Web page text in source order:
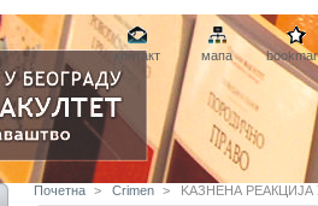
контакт мапа
Почетна > Crimen > KАЗНЕНА